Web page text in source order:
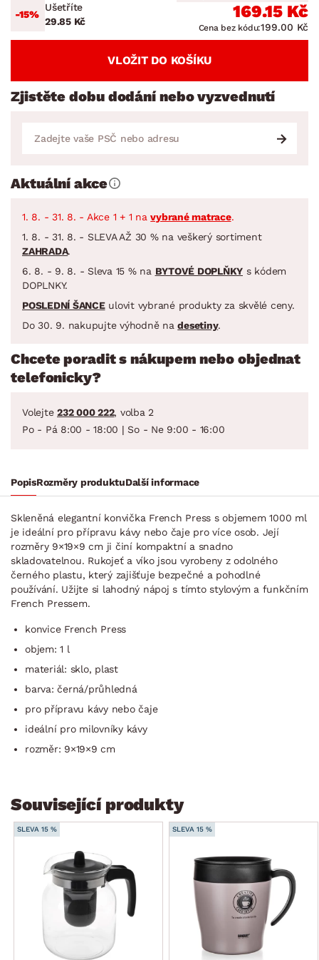
-15%
Ušetříte
29.85 Kč
169.15 Kč
Cena bez kódu:199.00 Kč
VLOŽIT DO KOŠÍKU
Zjistěte dobu dodání nebo vyzvednutí
Aktuální akce
1. 8. - 31. 8. - Akce 1 + 1 navybrané matrace.
1. 8. - 31. 8. - SLEVA AŽ 30 % na veškerý sortiment
ZAHRADA.
6. 8. - 9. 8. - Sleva 15 % na BYTOVÉ DOPLŇKY s kódem
DOPLNKY.
POSLEDNÍ ŠANCEulovit vybrané produkty za skvělé ceny.
Do 30. 9. nakupujte výhodně nadesetiny.
Chcete poradit s nákupem nebo objednat
telefonicky?
Volejte 232 000 222, volba 2
Po - Pá 8:00 - 18:00 | So - Ne 9:00 - 16:00
PopisRozměry produktuDalší informace
Skleněná elegantní konvička French Press s objemem 1000 ml
je ideální pro přípravu kávy nebo čaje pro více osob. Její
rozměry 9×19×9 cm ji činí kompaktní a snadno
skladovatelnou. Rukojeť a víko jsou vyrobeny z odolného
černého plastu, který zajišťuje bezpečné a pohodlné
používání. Užijte si lahodný nápoj s tímto stylovým a funkčním
French Pressem.
konvice French Press
objem: 1 l
materiál: sklo, plast
barva: černá/průhledná
pro přípravu kávy nebo čaje
ideální pro milovníky kávy
rozměr: 9×19×9 cm
Související produkty
SLEVA 15 % SLEVA 15 %